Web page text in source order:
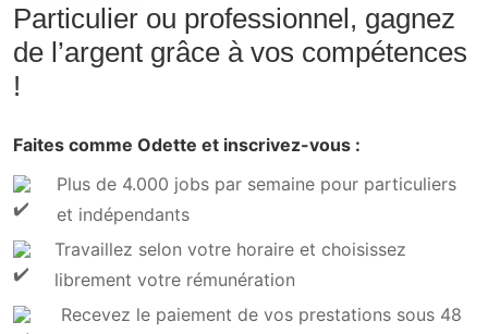
Particulier ou professionnel, gagnez
de l’argent grâce à vos compétences
!
Faites comme Odette et inscrivez-vous :
Plus de 4.000 jobs par semaine pour particuliers
et indépendants
Travaillez selon votre horaire et choisissez
librement votre rémunération
Recevez le paiement de vos prestations sous 48